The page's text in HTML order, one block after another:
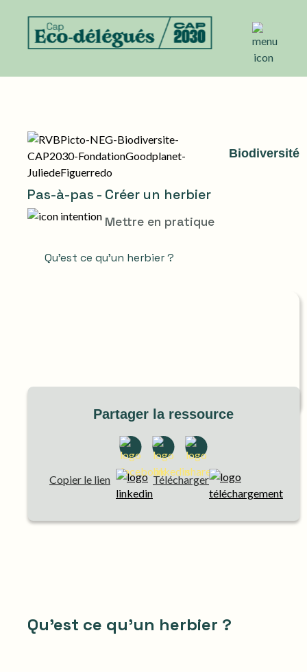
Biodiversité
Pas-à-pas - Créer un herbier
Mettre en pratique
Qu'est ce qu'un herbier ?
Partager la ressource
Copier le lien Télécharger
Qu'est ce qu'un herbier ?